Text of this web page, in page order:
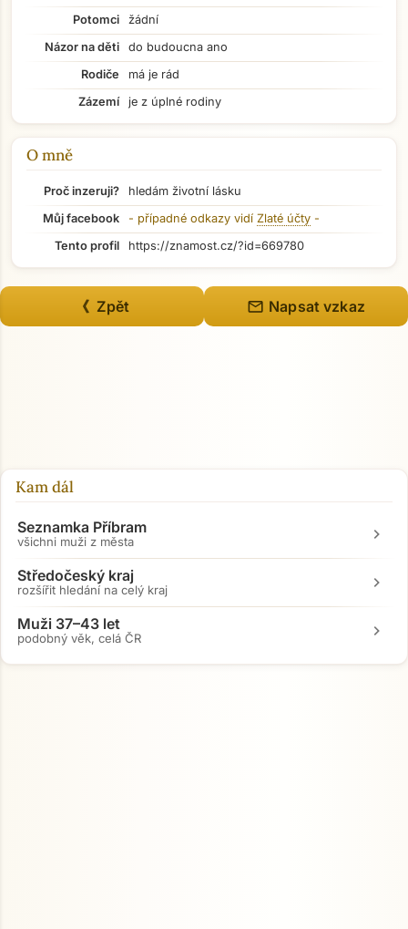
Přejít na hlavní obsah
Potomci
žádní
Názor na děti
do budoucna ano
Rodiče
má je rád
Zázemí
je z úplné rodiny
O mně
Proč inzeruji?
hledám životní lásku
Můj facebook
- případné odkazy vidí Zlaté účty -
Tento profil
https://znamost.cz/?id=669780
《 Zpět mail Napsat vzkaz
Kam dál
Seznamka Příbram
všichni muži z města chevron_right
Středočeský kraj
rozšířit hledání na celý kraj chevron_right
Muži 37–43 let
podobný věk, celá ČR chevron_right